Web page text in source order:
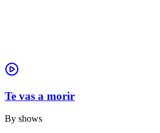
Te vas a morir
By shows